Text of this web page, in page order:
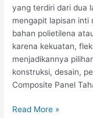
yang terdiri dari dua
mengapit lapisan inti
bahan polietilena
karena kekuatan,
menjadikannya
konstruksi, desain,
Composite Panel
Aluminium
Read More »